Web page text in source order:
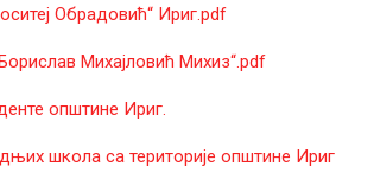
Обрадовић“ Ириг.pdf
Михајловић Михиз“.pdf
општине Ириг.
школа са територије општине Ириг